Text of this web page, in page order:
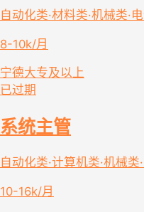
自动化类·材料类·机械类·
8-10k/月
宁德大专及以上
已过期
系统主管
自动化类·计算机类·机械
10-16k/月